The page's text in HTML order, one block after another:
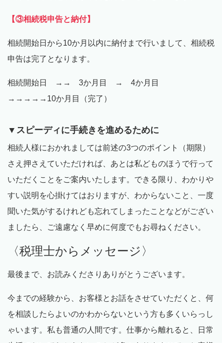
【③相続税申告と納付】
相続開始日から10か月以内に納付まで行いまして、相続税
申告は完了となります。
相続開始日 →→ 3か月目 → 4か月目
→→→→→10か月目（完了）
▼スピーディに手続きを進めるために
相続人様におかれましては前述の3つのポイント（期限）
さえ押さえていただければ、あとは私どものほうで行って
いただくことをご案内いたします。できる限り、わかりや
すい説明を心掛けてはおりますが、わからないこと、一度
聞いた気がするけれども忘れてしまったことなどがござい
ましたら、ご遠慮なく早めに何度でもお尋ねください。
〈税理士からメッセージ〉
最後まで、お読みくださりありがとうございます。
今までの経験から、お客様とお話をさせていただくと、何
を相談したらよいのかわからないという方も多くいらっし
ゃいます。私も普通の人間です。仕事から離れると、日常